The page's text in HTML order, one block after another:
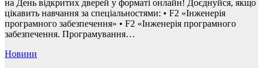
на День відкритих дверей у форматі онлайн! Доєднуйся, якщо
цікавить навчання за спеціальностями: • F2 «Інженерія
програмного забезпечення» • F2 «Інженерія програмного
забезпечення. Програмування…
Новини